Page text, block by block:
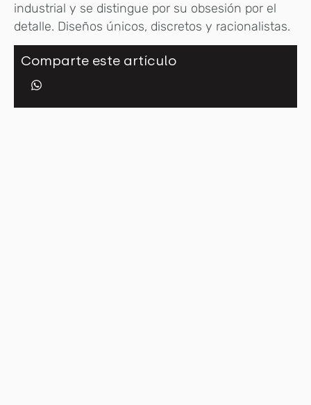
industrial y se distingue por su obsesión por el
detalle. Diseños únicos, discretos y racionalistas.
Comparte este artículo